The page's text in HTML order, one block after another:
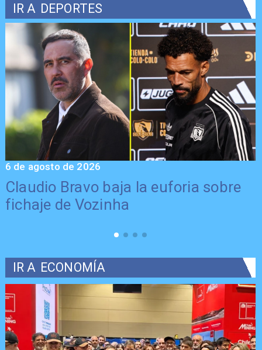
IR A DEPORTES
Claudio Bravo baja la euforia sobre
fichaje de Vozinha
6 de agosto de 2026
IR A ECONOMÍA